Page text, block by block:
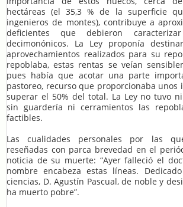
hectáreas (el 35,3 % de la superficie
ingenieros de montes), contribuye a
deficientes que debieron
decimonónicos. La Ley proponía
aprovechamientos realizados para su
repoblaba, estas rentas se veían
pues había que acotar una parte
pastoreo, recurso que proporcionaba unos
superar el 50% del total. La Ley no tuvo
sin guardería ni cerramientos las
factibles.
Las cualidades personales por las
reseñadas con parca brevedad en el
noticia de su muerte: “Ayer falleció el
nombre encabeza estas líneas.
ciencias, D. Agustín Pascual, de noble y
ha muerto pobre”.